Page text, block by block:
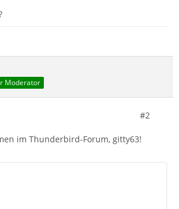
Moderator
#2
im Thunderbird-Forum, gitty63!